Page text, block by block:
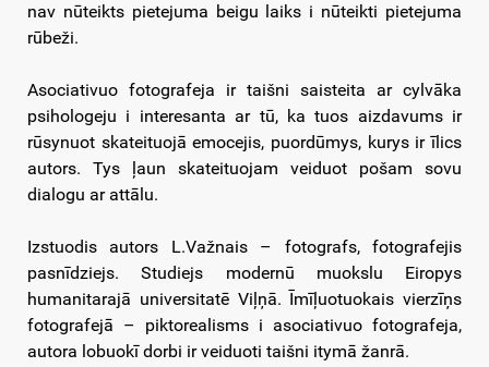
nav nūteikts pietejuma beigu laiks i nūteikti pietejuma
rūbeži.
Asociativuo fotografeja ir taišni saisteita ar cylvāka
psihologeju i interesanta ar tū, ka tuos aizdavums ir
rūsynuot skateituojā emocejis, puordūmys, kurys ir īlics
autors. Tys ļaun skateituojam veiduot pošam sovu
dialogu ar attālu.
Izstuodis autors L.Važnais – fotografs, fotografejis
pasnīdziejs. Studiejs modernū muokslu Eiropys
humanitarajā universitatē Viļņā. Īmīļuotuokais vierzīņs
fotografejā – piktorealisms i asociativuo fotografeja,
autora lobuokī dorbi ir veiduoti taišni itymā žanrā.